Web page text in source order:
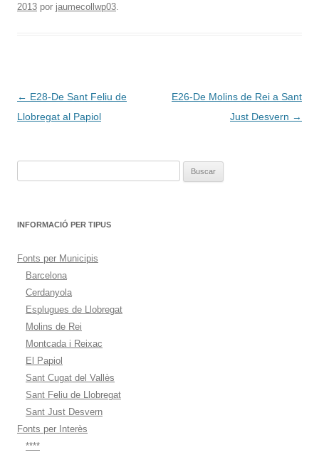
2013 por jaumecollwp03.
Navegación
de
← E28-De Sant Feliu de
Llobregat al Papiol
E26-De Molins de Rei a Sant
Just Desvern →
INFORMACIÓ PER TIPUS
Fonts per Municipis
Barcelona
Cerdanyola
Esplugues de Llobregat
Molins de Rei
Montcada i Reixac
El Papiol
Sant Cugat del Vallès
Sant Feliu de Llobregat
Sant Just Desvern
Fonts per Interès
****